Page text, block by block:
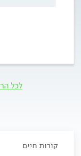
לכל
קורות חיים